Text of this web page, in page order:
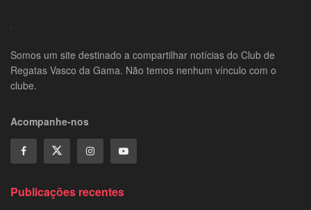
Somos um site destinado a compartilhar notícias do Club de
Regatas Vasco da Gama. Não temos nenhum vínculo com o
clube.
Acompanhe-nos
Publicações recentes